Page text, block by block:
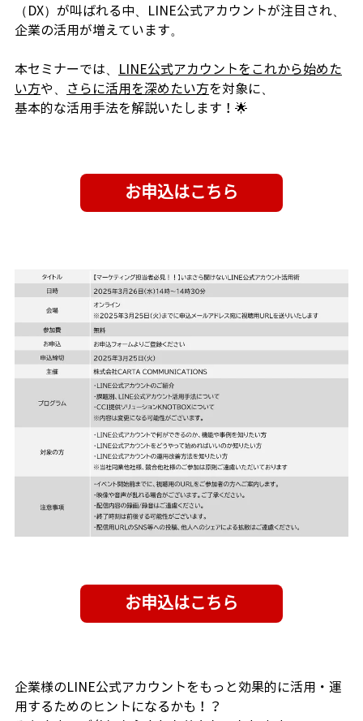
（DX）が叫ばれる中、LINE公式アカウントが注目され、
企業の活用が増えています。
本セミナーでは、
LINE公式アカウントをこれから始めた
い方や、 さらに活用を深めたい方を対象に、
基本的な活用手法を解説いたします！🌟
企業様のLINE公式アカウントをもっと効果的に活用・運
用するためのヒントになるかも！？